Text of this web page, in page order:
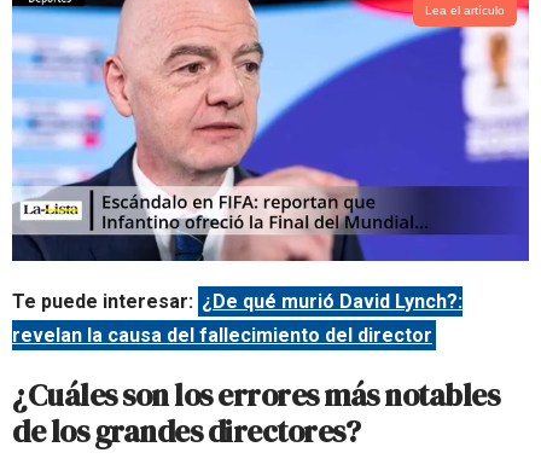
Lea el artículo
Te puede interesar: ¿De qué murió David Lynch?:
revelan la causa del fallecimiento del director
¿Cuáles son los errores más notables
de los grandes directores?